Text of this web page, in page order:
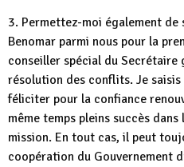
3. Permettez-moi également de
Benomar parmi nous pour la
conseiller spécial du Secrétaire
résolution des conflits. Je
féliciter pour la confiance
même temps pleins succès
mission. En tout cas, il peut
coopération du Gouvernement